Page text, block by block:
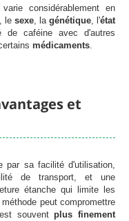
varie considérablement en
le sexe, la génétique, l'état
de caféine avec d'autres
médicaments.
et
par sa facilité d'utilisation,
de transport, et une
étanche qui limite les
peut compromettre
souventplus finement